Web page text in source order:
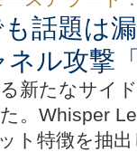
も話題は
ル攻撃
新たなサイ
。Whisper
ト特徴を抽